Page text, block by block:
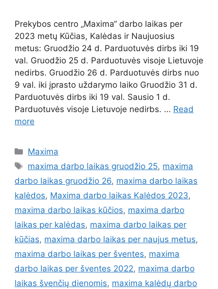
Prekybos centro „Maxima“ darbo laikas per
2023 metų Kūčias, Kalėdas ir Naujuosius
metus: Gruodžio 24 d. Parduotuvės dirbs iki 19
val. Gruodžio 25 d. Parduotuvės visoje Lietuvoje
nedirbs. Gruodžio 26 d. Parduotuvės dirbs nuo
9 val. iki įprasto uždarymo laiko Gruodžio 31 d.
Parduotuvės dirbs iki 19 val. Sausio 1 d.
Parduotuvės visoje Lietuvoje nedirbs. … Read
more
Maxima
maxima darbo laikas gruodžio 25, maxima
darbo laikas gruodžio 26, maxima darbo laikas
kalėdos, Maxima darbo laikas Kalėdos 2023,
maxima darbo laikas kūčios, maxima darbo
laikas per kalėdas, maxima darbo laikas per
kūčias, maxima darbo laikas per naujus metus,
maxima darbo laikas per šventes, maxima
darbo laikas per šventes 2022, maxima darbo
laikas švenčių dienomis, maxima kalėdų darbo